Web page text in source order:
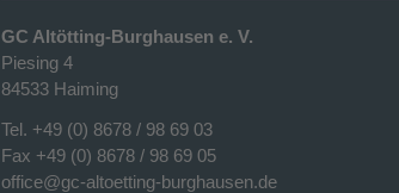
GC Altötting-Burghausen e. V.
Piesing 4
84533 Haiming
Tel. +49 (0) 8678 / 98 69 03
Fax +49 (0) 8678 / 98 69 05
office@gc-altoetting-burghausen.de